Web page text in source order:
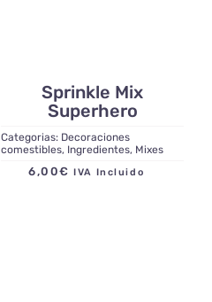
Sprinkle Mix
Superhero
Categorias: Decoraciones
comestibles, Ingredientes, Mixes
6,00€ IVA Incluido